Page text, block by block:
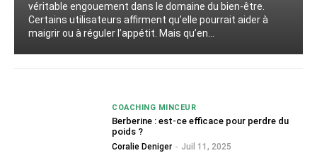
véritable engouement dans le domaine du bien-être.
Certains utilisateurs affirment qu’elle pourrait aider à
maigrir ou à réguler l’appétit. Mais qu’en...
COACHING MINCEUR
Berberine : est-ce efficace pour perdre du
poids ?
Coralie Deniger - Juil 11, 2025